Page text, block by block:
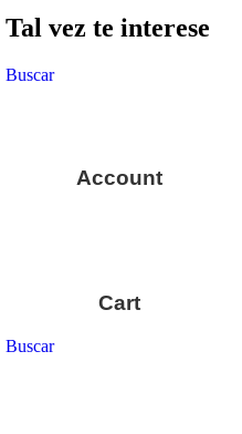
Tal vez te interese
Buscar
Account
Cart
Buscar